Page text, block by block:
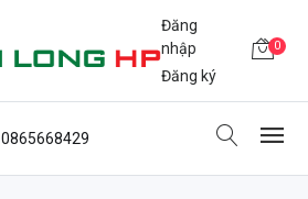
Đăng
nhập
Đăng ký
0
0865668429